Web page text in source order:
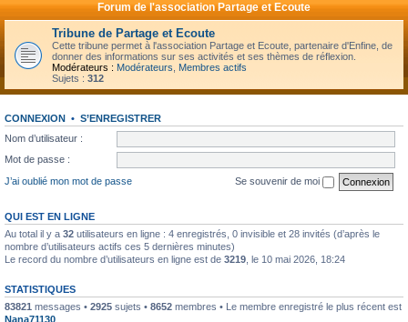
Forum de l'association Partage et Ecoute
Tribune de Partage et Ecoute
Cette tribune permet à l'association Partage et Ecoute, partenaire d'Enfine, de
donner des informations sur ses activités et ses thèmes de réflexion.
Modérateurs : Modérateurs
Membres actifs
Sujets : 312
CONNEXION • S’ENREGISTRER
Nom d’utilisateur :
Mot de passe :
J’ai oublié mon mot de passe
Se souvenir de moi
QUI EST EN LIGNE
Au total il y a 32 utilisateurs en ligne : 4 enregistrés, 0 invisible et 28 invités (d’après le
nombre d’utilisateurs actifs ces 5 dernières minutes)
Le record du nombre d’utilisateurs en ligne est de 3219 , le 10 mai 2026, 18:24
STATISTIQUES
83821 messages • 2925 sujets • 8652 membres • Le membre enregistré le plus récent est
Nana71130